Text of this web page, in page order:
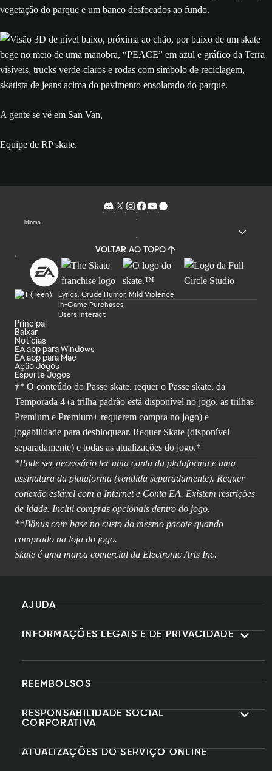
A gente se vê em San Van,
Equipe de RP skate.
Idioma
VOLTAR AO TOPO
Lyrics, Crude Humor, Mild Violence
In-Game Purchases
Users Interact
Principal
Baixar
Notícias
EA app para Windows
EA app para Mac
Ação Jogos
Esporte Jogos
†* O conteúdo do Passe skate. requer o Passe skate. da
Temporada 4 (a trilha padrão está disponível no jogo, as trilhas
Premium e Premium+ requerem compra no jogo) e
jogabilidade para desbloquear. Requer Skate (disponível
separadamente) e todas as atualizações do jogo.*
*Pode ser necessário ter uma conta da plataforma e uma
assinatura da plataforma (vendida separadamente). Requer
conexão estável com a Internet e Conta EA. Existem restrições
de idade. Inclui compras opcionais dentro do jogo.
**Bônus com base no custo do mesmo pacote quando
comprado na loja do jogo.
Skate é uma marca comercial da Electronic Arts Inc.
AJUDA
INFORMAÇÕES LEGAIS E DE PRIVACIDADE
REEMBOLSOS
RESPONSABILIDADE SOCIAL
CORPORATIVA
ATUALIZAÇÕES DO SERVIÇO ONLINE